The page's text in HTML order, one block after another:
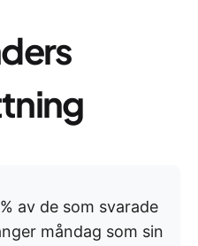
av de som svarade
måndag som sin